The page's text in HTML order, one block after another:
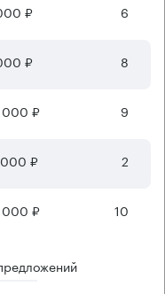
₽ 6
₽ 8
₽ 9
₽ 2
₽ 10